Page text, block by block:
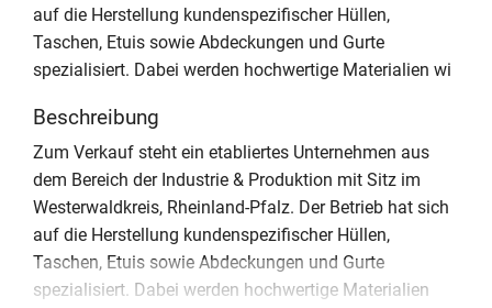
auf die Herstellung kundenspezifischer Hüllen,
Taschen, Etuis sowie Abdeckungen und Gurte
spezialisiert. Dabei werden hochwertige Materialien wi
Beschreibung
Zum Verkauf steht ein etabliertes Unternehmen aus
dem Bereich der Industrie & Produktion mit Sitz im
Westerwaldkreis, Rheinland-Pfalz. Der Betrieb hat sich
auf die Herstellung kundenspezifischer Hüllen,
Taschen, Etuis sowie Abdeckungen und Gurte
spezialisiert. Dabei werden hochwertige Materialien